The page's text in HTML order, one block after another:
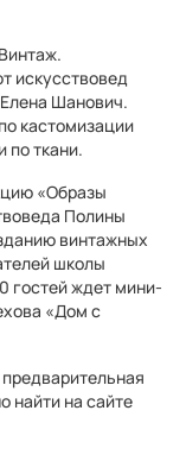
искусствовед
Шанович.
кастомизации
по ткани.
«Образы
Полины
винтажных
школы
гостей ждет мини-
«Дом с
найти на сайте